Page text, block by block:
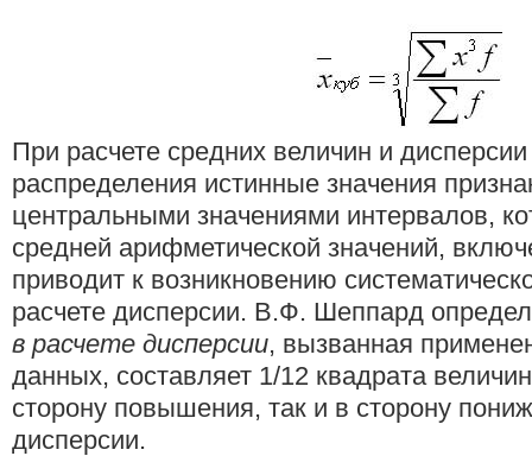
При расчете средних величин и
распределения истинные значения
центральными значениями интервалов,
средней арифметической значений,
приводит к возникновению
расчете дисперсии. В.Ф. Шеппард
в расчете дисперсии, вызванная
данных, составляет 1/12 квадрата
сторону повышения, так и в сторону
дисперсии.